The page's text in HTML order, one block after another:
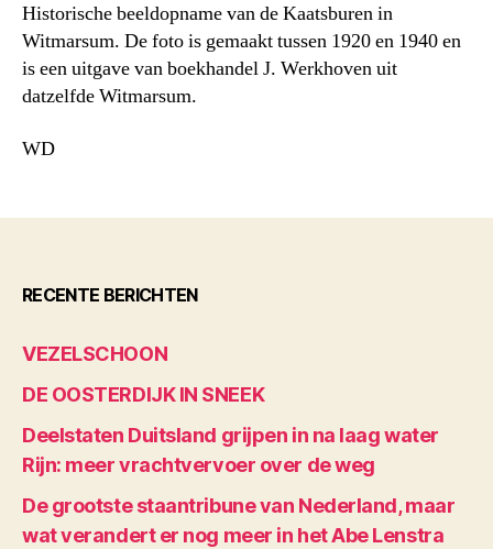
Historische beeldopname van de Kaatsburen in
Witmarsum. De foto is gemaakt tussen 1920 en 1940 en
is een uitgave van boekhandel J. Werkhoven uit
datzelfde Witmarsum.
WD
RECENTE BERICHTEN
VEZELSCHOON
DE OOSTERDIJK IN SNEEK
Deelstaten Duitsland grijpen in na laag water
Rijn: meer vrachtvervoer over de weg
De grootste staantribune van Nederland, maar
wat verandert er nog meer in het Abe Lenstra